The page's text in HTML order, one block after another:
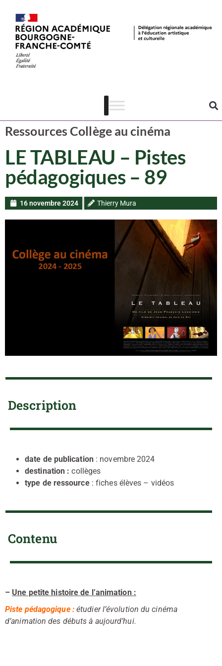
Ressources Collège au cinéma
LE TABLEAU – Pistes
pédagogiques – 89
16 novembre 2024 Thierry Mura
Description
date de publication: novembre 2024
destination :collèges
type de ressource: fiches élèves – vidéos
Contenu
– Une petite histoire de l’animation :
Piste pédagogique :étudier l’évolution du cinéma
d’animation des débuts à aujourd’hui.